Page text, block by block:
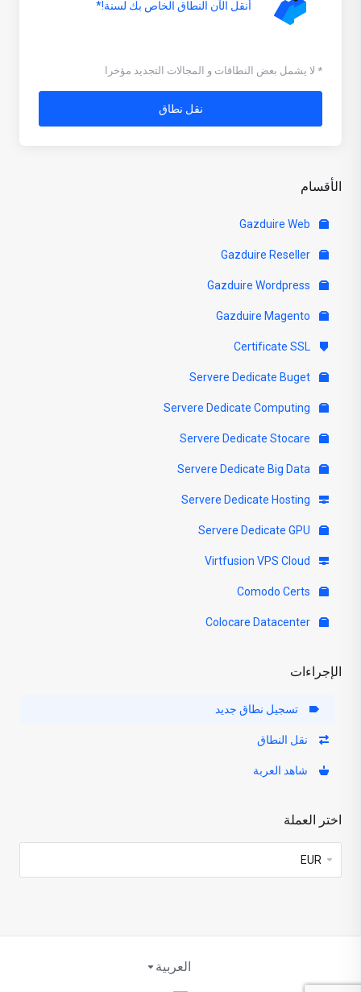
الأقسام
الإجراءات
تسجيل نطاق جديد
نقل النطاق
شاهد العربة
اختر العملة
أنقل الآن النطاق الخاص بك لسنة!*
* لا يشمل بعض النطاقات و المجالات التجديد مؤخرا
نقل نطاق
العربية